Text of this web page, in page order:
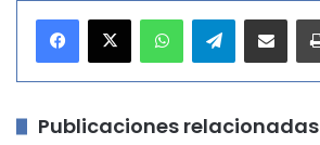
Telegram
Publicaciones relacionadas